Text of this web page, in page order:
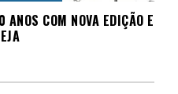
COM NOVA EDIÇÃO E